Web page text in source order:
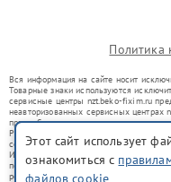
Политика
Вся информация на сайте носит
Товарные знаки используются
сервисные центры nzt.beko-fixim.ru
неавторизованных сервисных
правообладателями товарных знаков
Ремонт осуществляется для
со статьей 1487 ГК РФ.
Использование товарных знаков не
потребителей в заблуждение, а служит
ремонту техники указанных брендов.
Этот сайт использует
ознакомиться с
файлов cookie